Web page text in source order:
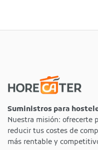
Suministros para
Nuestra misión: ofrecerte
reducir tus costes de
más rentable y